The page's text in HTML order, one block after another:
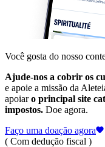
Você gosta do nosso
Ajude-nos a cobrir os
e apoie a missão da
apoiaro principal site
impostos. Doe agora.
Faço uma doação agora
( Com dedução fiscal )